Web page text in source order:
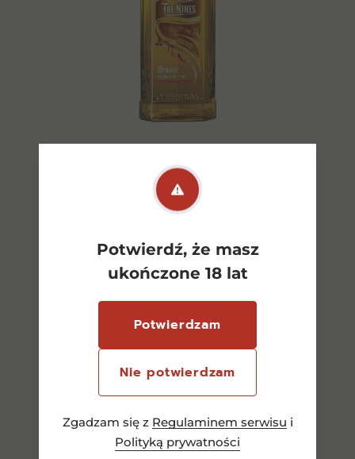
Potwierdź, że masz
ukończone 18 lat
Potwierdzam
Nie potwierdzam
Zgadzam się z Regulaminem serwisu i
Polityką prywatności
999 Spice Bitter 0,5l 40%
Dodaj do koszyka